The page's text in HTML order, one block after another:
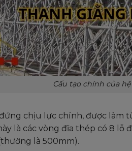
Cấu tạo chính của
chịu lực chính, được làm
là các vòng đĩa thép có 8
là 500mm).